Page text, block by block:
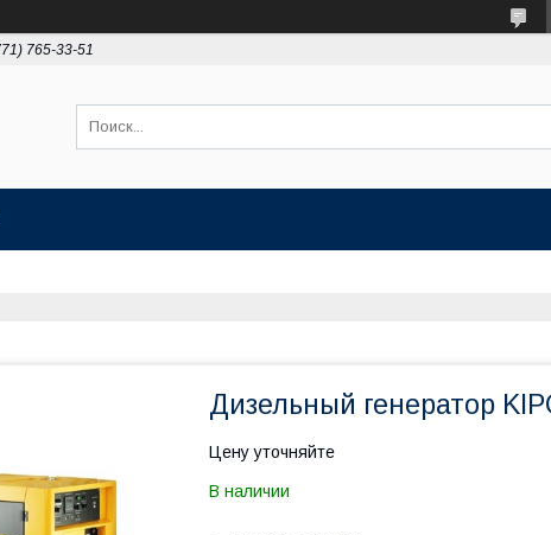
765-33-51
Дизельный генератор
Цену уточняйте
В наличии